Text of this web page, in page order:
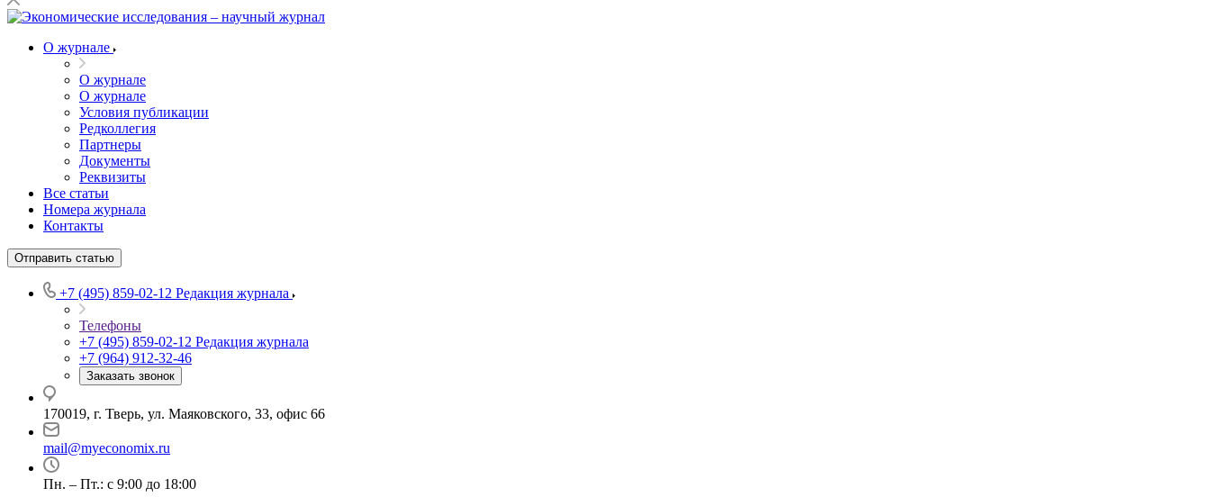
О журнале
О журнале
О журнале
Условия публикации
Редколлегия
Партнеры
Документы
Реквизиты
Все статьи
Номера журнала
Контакты
Отправить статью
+7 (495) 859-02-12 Редакция журнала
Телефоны
+7 (495) 859-02-12 Редакция журнала
+7 (964) 912-32-46
Заказать звонок
170019, г. Тверь, ул. Маяковского, 33, офис 66
mail@myeconomix.ru
Пн. – Пт.: с 9:00 до 18:00